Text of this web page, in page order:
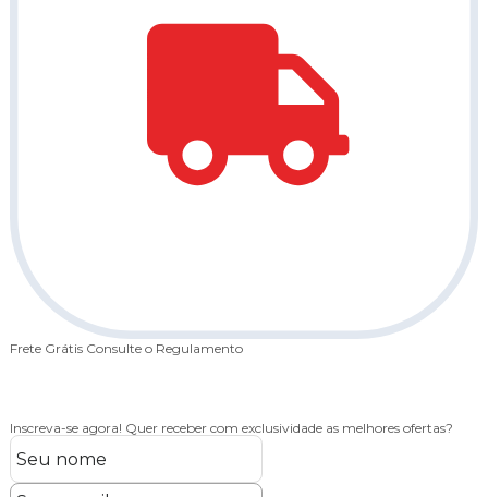
Frete Grátis Consulte o Regulamento
Inscreva-se agora! Quer receber com exclusividade as melhores ofertas?